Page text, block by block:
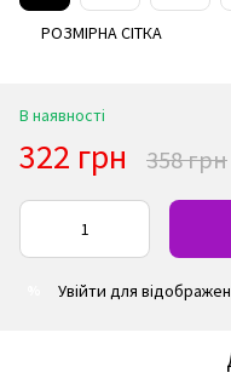
РОЗМІРНА СІТКА
В наявності
322 грн 358 грн
Увійти для